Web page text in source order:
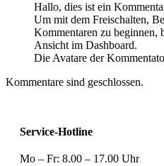
Hallo, dies ist ein
Um mit dem Freischalten,
Kommentaren zu beginnen,
Ansicht im Dashboard.
Die Avatare der
Kommentare sind geschlossen.
Service-Hotline
Mo – Fr: 8.00 – 17.00 Uhr